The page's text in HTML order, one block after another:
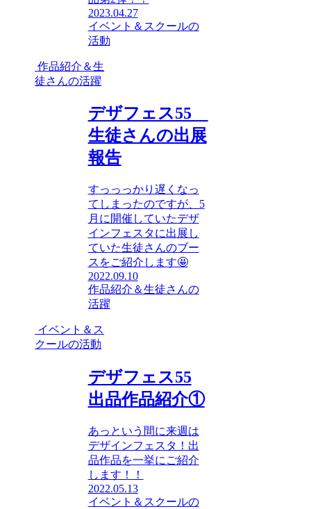
2023.04.27
イベント＆スクールの
活動
作品紹介＆生
徒さんの活躍
デザフェス55
生徒さんの出展
報告
すっっっかり遅くなっ
てしまったのですが、5
月に開催していたデザ
インフェスタに出展し
ていた生徒さんのブー
スをご紹介します🤩
2022.09.10
作品紹介＆生徒さんの
活躍
イベント＆ス
クールの活動
デザフェス55
出品作品紹介①
あっという間に来週は
デザインフェスタ！出
品作品を一挙にご紹介
します！！
2022.05.13
イベント＆スクールの